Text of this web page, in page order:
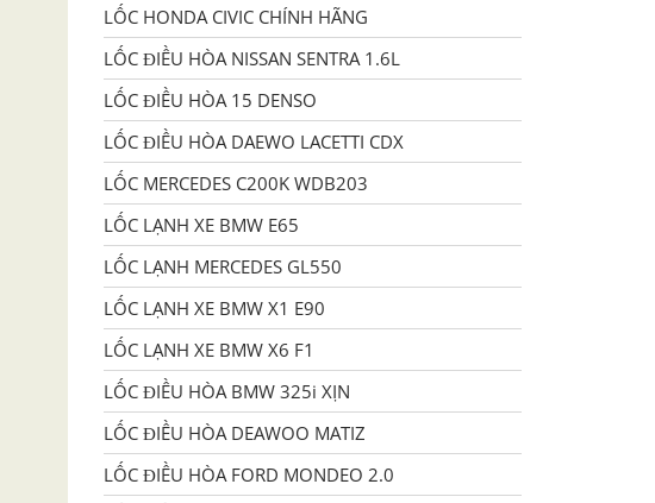
LỐC HONDA CIVIC CHÍNH HÃNG
LỐC ĐIỀU HÒA NISSAN SENTRA 1.6L
LỐC ĐIỀU HÒA 15 DENSO
LỐC ĐIỀU HÒA DAEWO LACETTI CDX
LỐC MERCEDES C200K WDB203
LỐC LẠNH XE BMW E65
LỐC LẠNH MERCEDES GL550
LỐC LẠNH XE BMW X1 E90
LỐC LẠNH XE BMW X6 F1
LỐC ĐIỀU HÒA BMW 325i XỊN
LỐC ĐIỀU HÒA DEAWOO MATIZ
LỐC ĐIỀU HÒA FORD MONDEO 2.0